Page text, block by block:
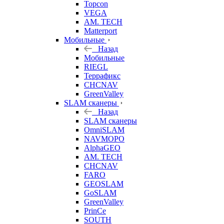
Topcon
VEGA
AM. TECH
Matterport
Мобильные
Назад
Мобильные
RIEGL
Террафикс
CHCNAV
GreenValley
SLAM сканеры
Назад
SLAM сканеры
OmniSLAM
NAVMOPO
AlphaGEO
AM. TECH
CHCNAV
FARO
GEOSLAM
GoSLAM
GreenValley
PrinCe
SOUTH